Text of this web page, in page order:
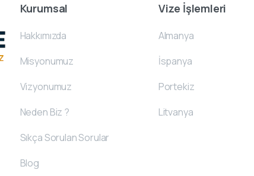
Kurumsal
Hakkımızda
Misyonumuz
Vizyonumuz
Neden Biz ?
Sıkça Sorulan Sorular
Blog
Vize İşlemleri
Almanya
İspanya
Portekiz
Litvanya